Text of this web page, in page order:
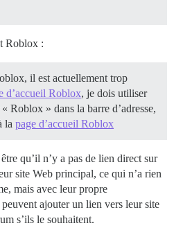
Roblox :
il est actuellement trop
d’accueil Roblox, je dois utiliser
Roblox » dans la barre d’adresse,
la page d’accueil Roblox
qu’il n’y a pas de lien direct sur
site Web principal, ce qui n’a rien
mais avec leur propre
ajouter un lien vers leur site
s’ils le souhaitent.